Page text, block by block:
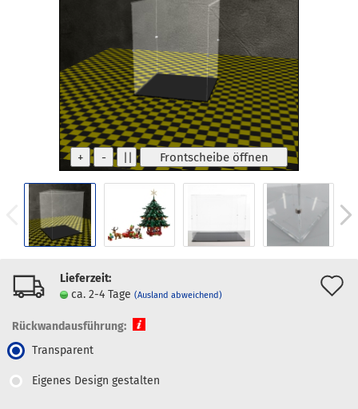
Lieferzeit:
ca. 2-4 Tage (Ausland abweichend)
Rückwandausführung:
Transparent
Eigenes Design gestalten